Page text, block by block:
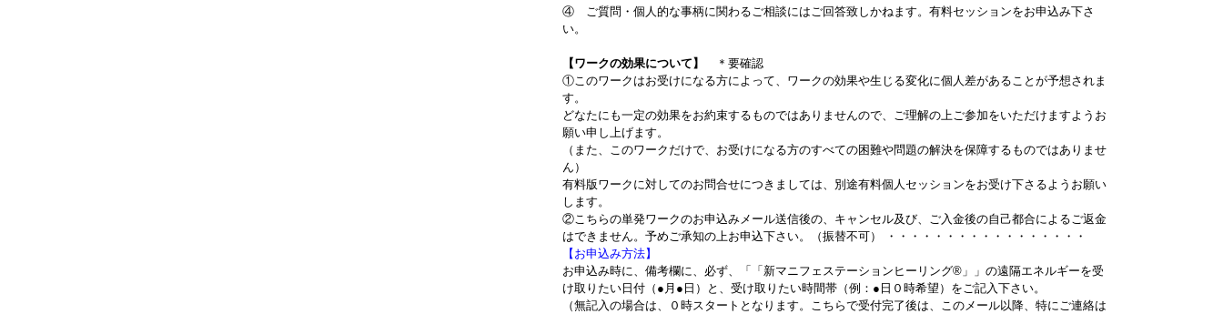
④ ご質問・個人的な事柄に関わるご相談にはご回答致しかねます。有料セッションをお申込み下さ
い。
【ワークの効果について】
＊要確認
①このワークはお受けになる方によって、ワークの効果や生じる変化に個人差があることが予想されま
す。
どなたにも一定の効果をお約束するものではありませんので、ご理解の上ご参加をいただけますようお
願い申し上げます。
（また、このワークだけで、お受けになる方のすべての困難や問題の解決を保障するものではありませ
ん）
有料版ワークに対してのお問合せにつきましては、別途有料個人セッションをお受け下さるようお願い
します。
②こちらの単発ワークのお申込みメール送信後の、キャンセル及び、ご入金後の自己都合によるご返金
はできません。予めご承知の上お申込下さい。（振替不可） ・・・・・・・・・・・・・・・・・
【お申込み方法】
お申込み時に、備考欄に、必ず、「「新マニフェステーションヒーリング®」」の遠隔エネルギーを受
け取りたい日付（●月●日）と、受け取りたい時間帯（例：●日０時希望）をご記入下さい。
（無記入の場合は、０時スタートとなります。こちらで受付完了後は、このメール以降、特にご連絡は